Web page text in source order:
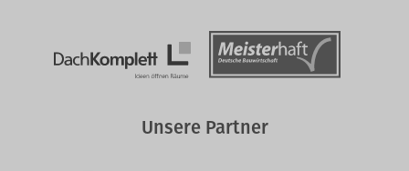
Unsere Partner